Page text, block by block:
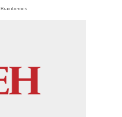
Brainberries